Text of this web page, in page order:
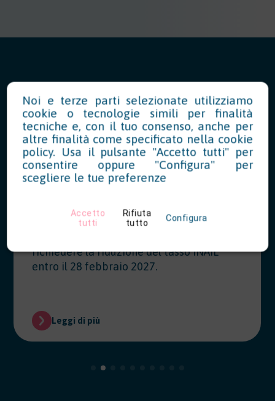
News in Evidenza
Modello OT23 2027: riduzione del
tasso INAIL per prevenzione
Le aziende che hanno realizzato
richiedere la riduzione del tasso INAIL
entro il 28 febbraio 2027.
Leggi di più
Noi e terze parti selezionate utilizziamo
cookie o tecnologie simili per finalità
tecniche e, con il tuo consenso, anche per
altre finalità come specificato nella cookie
policy. Usa il pulsante "Accetto tutti" per
consentire oppure "Configura" per
scegliere le tue preferenze
Accetto
tutti
Rifiuta
tutto
Configura